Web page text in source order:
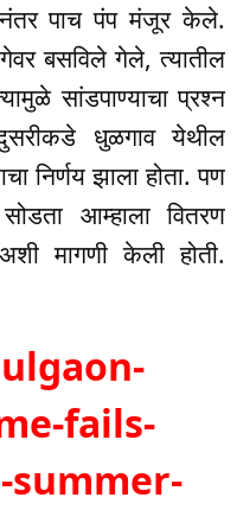
पाच पंप मंजूर केले.
बसविले गेले, त्यातील
सांडपाण्याचा प्रश्न
धुळगाव येथील
निर्णय झाला होता. पण
आम्हाला वितरण
मागणी केली होती.
fails-
summer-